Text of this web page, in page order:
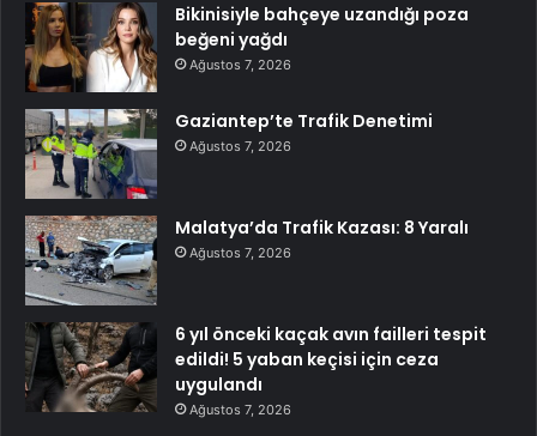
Bikinisiyle bahçeye uzandığı poza
beğeni yağdı
Ağustos 7, 2026
Gaziantep’te Trafik Denetimi
Ağustos 7, 2026
Malatya’da Trafik Kazası: 8 Yaralı
Ağustos 7, 2026
6 yıl önceki kaçak avın failleri tespit
edildi! 5 yaban keçisi için ceza
uygulandı
Ağustos 7, 2026